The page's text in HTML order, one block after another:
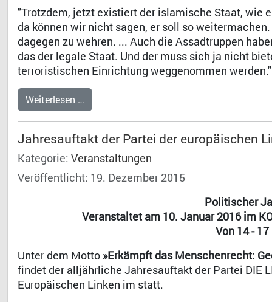
"Trotzdem, jetzt existiert der islamische Staat, wie
da können wir nicht sagen, er soll so
dagegen zu wehren. ... Auch die Assadtruppen
das der legale Staat. Und der muss sich ja nicht
terroristischen Einrichtung weggenommen werden."
Weiterlesen …
Jahresauftakt der Partei der europäischen
Kategorie: Veranstaltungen
Veröffentlicht: 19. Dezember 2015
Politischer
Veranstaltet am 10. Januar 2016 im
Von 14 -
Unter dem Motto »Erkämpft das Menschenrecht:
findet der alljährliche Jahresauftakt der Partei DIE
Europäischen Linken im statt.